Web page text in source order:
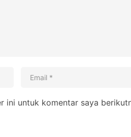
ini untuk komentar saya